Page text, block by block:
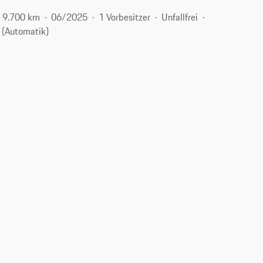
9.700 km 06/2025 1 Vorbesitzer
Unfallfrei
(Automatik)